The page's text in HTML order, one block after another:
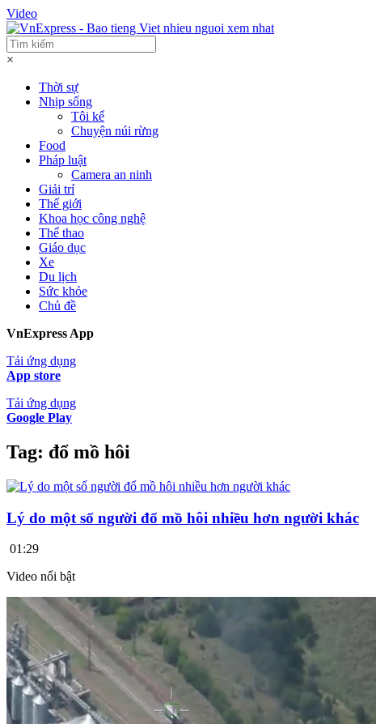
Video
×
Thời sự
Nhịp sống
Tôi kể
Chuyện núi rừng
Food
Pháp luật
Camera an ninh
Giải trí
Thế giới
Khoa học công nghệ
Thể thao
Giáo dục
Xe
Du lịch
Sức khỏe
Chủ đề
VnExpress App
Tải ứng dụng
App store
Tải ứng dụng
Google Play
Tag: đổ mồ hôi
Lý do một số người đổ mồ hôi nhiều hơn người khác
01:29
Video nổi bật